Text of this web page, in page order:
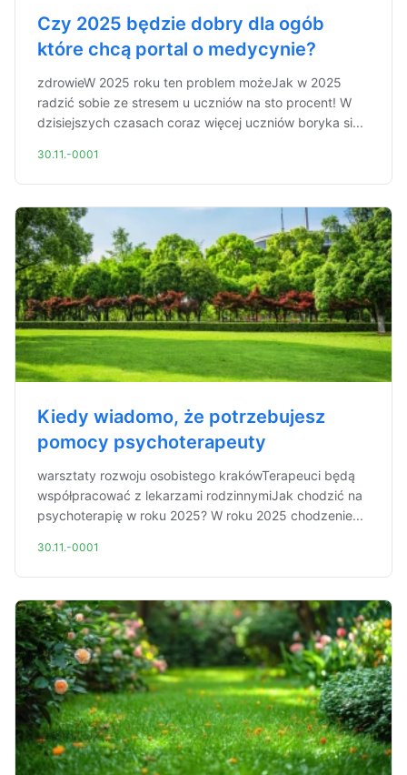
Czy 2025 będzie dobry dla ogób
które chcą portal o medycynie?
zdrowieW 2025 roku ten problem możeJak w 2025
radzić sobie ze stresem u uczniów na sto procent! W
dzisiejszych czasach coraz więcej uczniów boryka si...
30.11.-0001
Kiedy wiadomo, że potrzebujesz
pomocy psychoterapeuty
warsztaty rozwoju osobistego krakówTerapeuci będą
współpracować z lekarzami rodzinnymiJak chodzić na
psychoterapię w roku 2025? W roku 2025 chodzenie...
30.11.-0001